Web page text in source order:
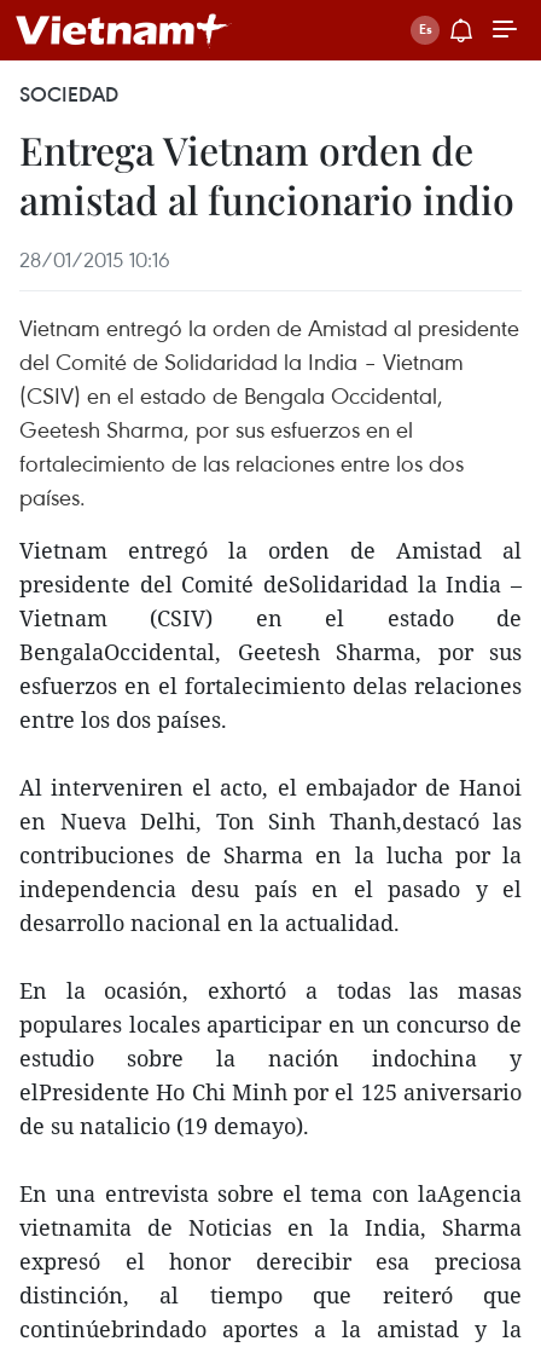
SOCIEDAD
Entrega Vietnam orden de
amistad al funcionario indio
28/01/2015 10:16
Vietnam entregó la orden de Amistad al presidente
del Comité de Solidaridad la India – Vietnam
(CSIV) en el estado de Bengala Occidental,
Geetesh Sharma, por sus esfuerzos en el
fortalecimiento de las relaciones entre los dos
países.
Vietnam entregó la orden de Amistad al
presidente del Comité deSolidaridad la India –
Vietnam (CSIV) en el estado de
BengalaOccidental, Geetesh Sharma, por sus
esfuerzos en el fortalecimiento delas relaciones
entre los dos países.
Al interveniren el acto, el embajador de Hanoi
en Nueva Delhi, Ton Sinh Thanh,destacó las
contribuciones de Sharma en la lucha por la
independencia desu país en el pasado y el
desarrollo nacional en la actualidad.
En la ocasión, exhortó a todas las masas
populares locales aparticipar en un concurso de
estudio sobre la nación indochina y
elPresidente Ho Chi Minh por el 125 aniversario
de su natalicio (19 demayo).
En una entrevista sobre el tema con laAgencia
vietnamita de Noticias en la India, Sharma
expresó el honor derecibir esa preciosa
distinción, al tiempo que reiteró que
continúebrindado aportes a la amistad y la